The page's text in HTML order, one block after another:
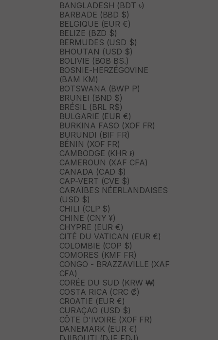
BANGLADESH (BDT ৳)
BARBADE (BBD $)
BELGIQUE (EUR €)
BELIZE (BZD $)
BERMUDES (USD $)
BHOUTAN (USD $)
BOLIVIE (BOB BS.)
BOSNIE-HERZÉGOVINE
(BAM КМ)
BOTSWANA (BWP P)
BRUNEI (BND $)
BRÉSIL (BRL R$)
BULGARIE (EUR €)
BURKINA FASO (XOF FR)
BURUNDI (BIF FR)
BÉNIN (XOF FR)
CAMBODGE (KHR ៛)
CAMEROUN (XAF CFA)
CANADA (CAD $)
CAP-VERT (CVE $)
CARAÏBES NÉERLANDAISES
(USD $)
CHILI (CLP $)
CHINE (CNY ¥)
CHYPRE (EUR €)
CITÉ DU VATICAN (EUR €)
COLOMBIE (COP $)
COMORES (KMF FR)
CONGO - BRAZZAVILLE (XAF
CFA)
CORÉE DU SUD (KRW ₩)
COSTA RICA (CRC ₡)
CROATIE (EUR €)
CURAÇAO (USD $)
CÔTE D'IVOIRE (XOF FR)
DANEMARK (EUR €)